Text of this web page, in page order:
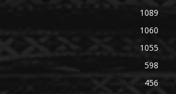
1089
1060
1055
598
456